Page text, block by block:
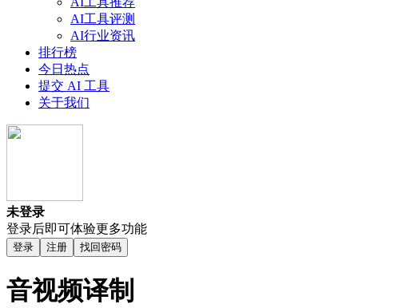
AI工具评测
AI行业资讯
排行榜
今日热点
提交 AI 工具
关于我们
未登录
登录后即可体验更多功能
登录 注册 找回密码
音视频译制